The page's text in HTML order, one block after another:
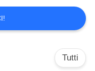
a
Tutti